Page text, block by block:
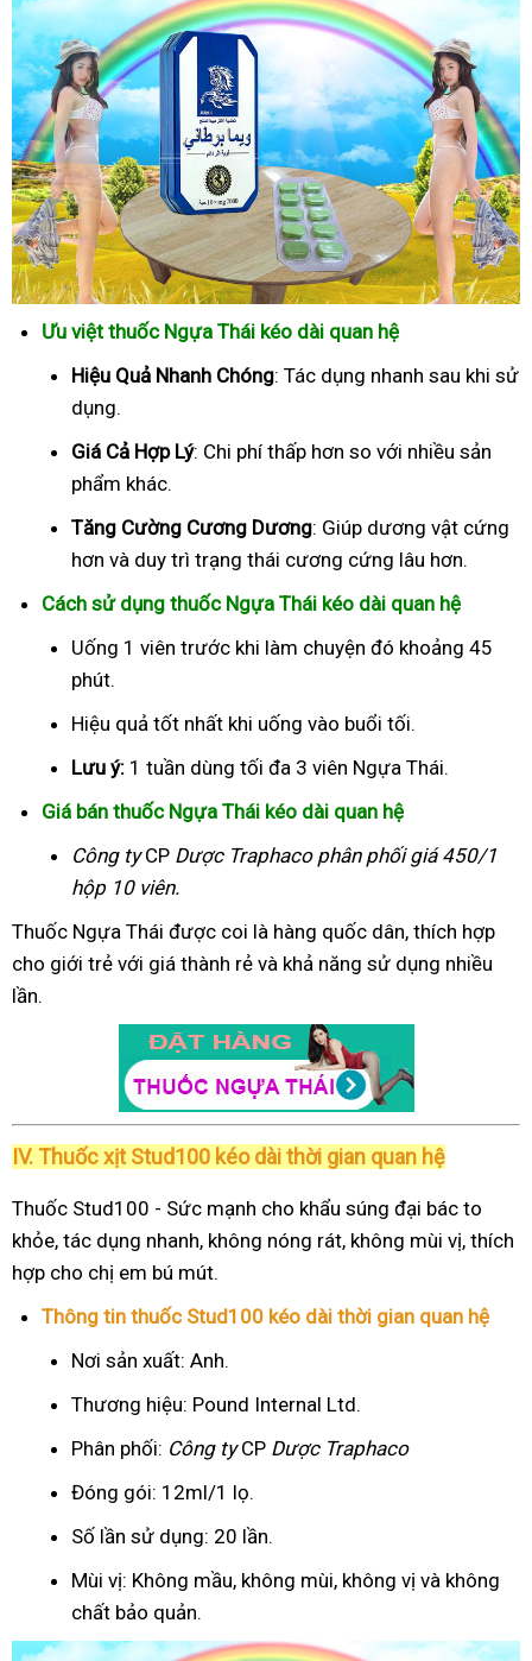
Ưu việt thuốc Ngựa Thái kéo dài quan hệ
Hiệu Quả Nhanh Chóng: Tác dụng nhanh sau khi sử
dụng.
Giá Cả Hợp Lý: Chi phí thấp hơn so với nhiều sản
phẩm khác.
Tăng Cường Cương Dương: Giúp dương vật cứng
hơn và duy trì trạng thái cương cứng lâu hơn.
Cách sử dụng thuốc Ngựa Thái kéo dài quan hệ
Uống 1 viên trước khi làm chuyện đó khoảng 45
phút.
Hiệu quả tốt nhất khi uống vào buổi tối.
Lưu ý: 1 tuần dùng tối đa 3 viên Ngựa Thái.
Giá bán thuốc Ngựa Thái kéo dài quan hệ
Công tyCP Dược Traphacophân phối giá 450/1
hộp 10 viên.
Thuốc Ngựa Thái được coi là hàng quốc dân, thích hợp
cho giới trẻ với giá thành rẻ và khả năng sử dụng nhiều
lần.
IV. Thuốc xịt Stud100 kéo dài thời gian quan hệ
Thuốc Stud100 - Sức mạnh cho khẩu súng đại bác to
khỏe, tác dụng nhanh, không nóng rát, không mùi vị, thích
hợp cho chị em bú mút.
Thông tin thuốc Stud100 kéo dài thời gian quan hệ
Nơi sản xuất: Anh.
Thương hiệu: Pound Internal Ltd.
Phân phối: Công tyCP Dược Traphaco
Đóng gói: 12ml/1 lọ.
Số lần sử dụng: 20 lần.
Mùi vị: Không mầu, không mùi, không vị và không
chất bảo quản.